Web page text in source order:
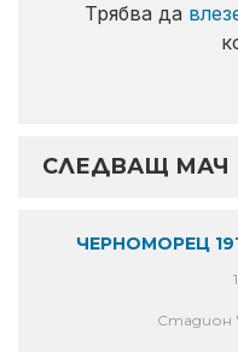
Трябва да
СЛЕДВАЩ МАЧ
ЧЕРНОМОРЕЦ
Стадион